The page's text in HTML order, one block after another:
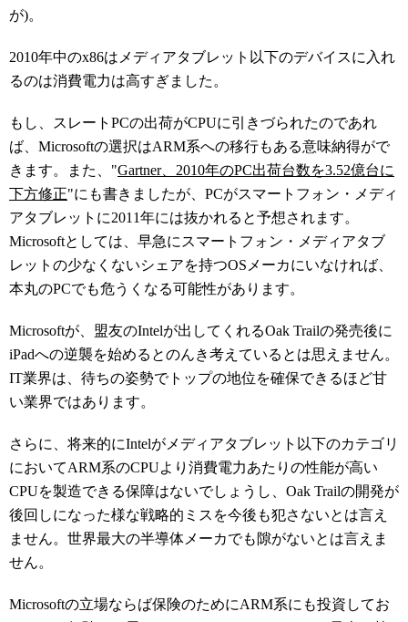
が)。
2010年中のx86はメディアタブレット以下のデバイスに入れ
るのは消費電力は高すぎました。
もし、スレートPCの出荷がCPUに引きづられたのであれ
ば、Microsoftの選択はARM系への移行もある意味納得がで
きます。また、"Gartner、2010年のPC出荷台数を3.52億台に
下方修正"にも書きましたが、PCがスマートフォン・メディ
アタブレットに2011年には抜かれると予想されます。
Microsoftとしては、早急にスマートフォン・メディアタブ
レットの少なくないシェアを持つOSメーカにいなければ、
本丸のPCでも危うくなる可能性があります。
Microsoftが、盟友のIntelが出してくれるOak Trailの発売後に
iPadへの逆襲を始めるとのんき考えているとは思えません。
IT業界は、待ちの姿勢でトップの地位を確保できるほど甘
い業界ではあります。
さらに、将来的にIntelがメディアタブレット以下のカテゴリ
においてARM系のCPUより消費電力あたりの性能が高い
CPUを製造できる保障はないでしょうし、Oak Trailの開発が
後回しになった様な戦略的ミスを今後も犯さないとは言え
ません。世界最大の半導体メーカでも隙がないとは言えま
せん。
Microsoftの立場ならば保険のためにARM系にも投資してお